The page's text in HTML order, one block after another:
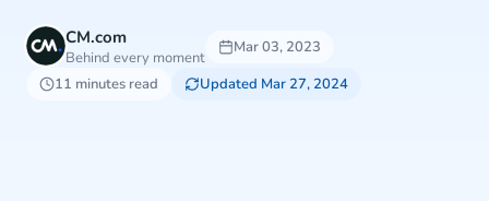
CM.com
Behind every moment
Mar 03, 2023
11 minutes read
Updated Mar 27, 2024